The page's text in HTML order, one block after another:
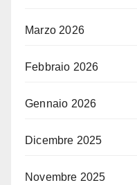
Marzo 2026
Febbraio 2026
Gennaio 2026
Dicembre 2025
Novembre 2025